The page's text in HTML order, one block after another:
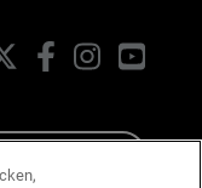
FacebookInstagram